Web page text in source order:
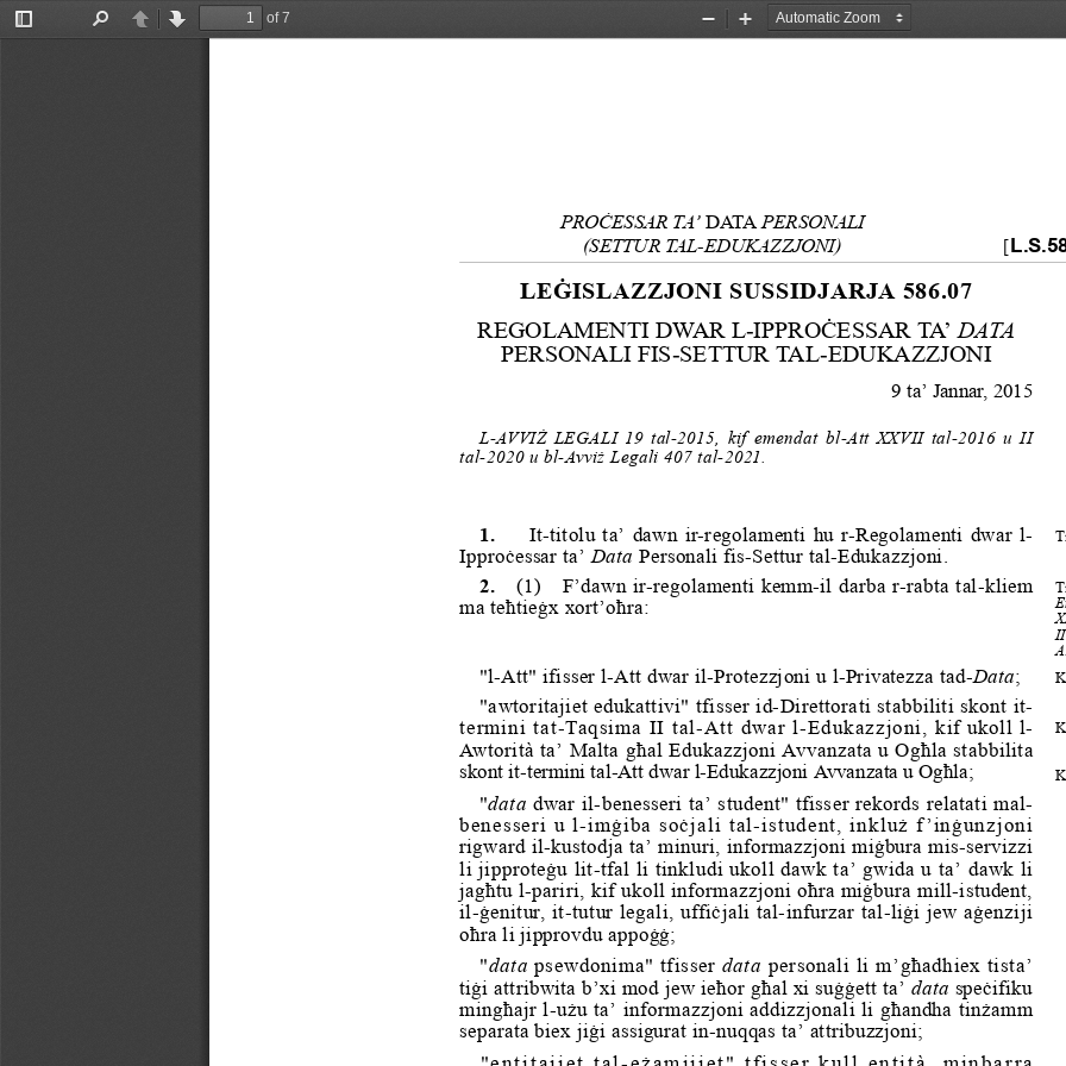
Toggle
PreviousNext
of 7
Zoom
Zoom
PROĊESSAR TA’ DATA PERSONALI
(SETTUR TAL-EDUKAZZJONI)
[
LEĠISLAZZJONI SUSSIDJARJA 586.07
REGOLAMENTI DWAR L-IPPROĊESSAR TA’ DATA
PERSONALI FIS-SETTUR TAL-EDUKAZZJONI
9 ta’ Jannar, 2015
L-AVVIŻ
  LEGALI  19  tal-2015,  kif  emendat  bl-Att  XXVII  tal-2016  u  II
tal-2020 u bl-Avviż Legali 407 tal-2021.
1.
It-titolu ta’ dawn ir-regolamenti hu r-Regolamenti dwar l-
Ipproċessar ta’ Data Personali fis-Settur tal-Edukazzjoni.
2. (1) F’dawn ir-regolamenti kemm-il darba r-rabta tal-kliem
ma teħtieġx xort’oħra:
"l-Att" ifisser l-Att dwar il-Protezzjoni u l-Privatezza tad-Data;
"awtoritajiet edukattivi" tfisser id-Direttorati stabbiliti skont it-
termini tat-Taqsima II tal- Att dwar l-Edukazzjoni, kif ukoll l-
Awtorità ta’ Malta għal Edukazzjoni Avvanzata u Ogħla stabbilita
skont it-termini tal-Att dwar l-Edukazzjoni Avvanzata u Ogħla;
"data dwar il-benesseri ta’ student" tfisser rekords relatati mal-
benesseri u l-imġiba soċjali tal-istudent, inkluż f’inġunzjoni
rigward il-kustodja ta’ minuri, informazzjoni miġbura mis-servizzi
li jipproteġu lit-tfal li tinkludi ukoll dawk ta’ gwida u ta’ dawk li
jagħtu l-pariri, kif ukoll informazzjoni oħra miġbura mill-istudent,
il-ġenitur, it-tutur legali, uffiċjali tal-infurzar tal-liġi jew aġenziji
oħra li jipprovdu appoġġ;
"data psewdonima" tfisser data personali li m’għadhiex tista’
tiġi attribwita b’xi mod jew ieħor għal xi suġġett ta’ data speċifiku
mingħajr l-użu ta’ informazzjoni addizzjonali li għandha tinżamm
separata biex jiġi assigurat in-nuqqas ta’ attribuzzjoni;
"entitajiet tal-eżamijiet" tfisser kull entità, minbarra